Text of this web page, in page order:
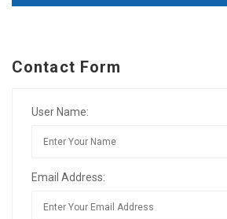
Contact Form
User Name:
Email Address: